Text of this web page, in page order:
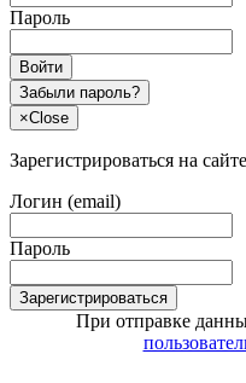
Пароль
Войти
Забыли пароль?
×Close
Зарегистрироваться на сайте
Логин (email)
Пароль
Зарегистрироваться
При отправке